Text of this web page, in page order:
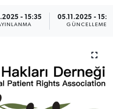
- 15:35 05.11.2025 -
GÜNCELLEME